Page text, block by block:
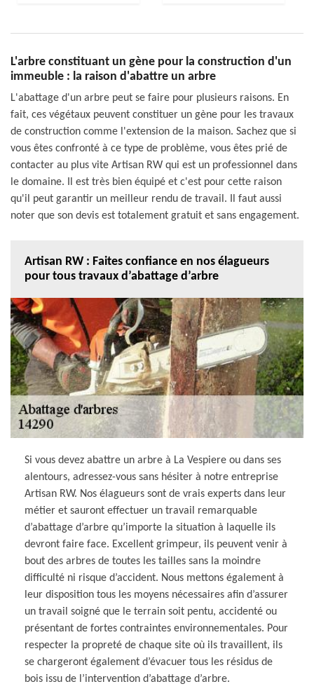
L'arbre constituant un gène pour la construction d'un
immeuble : la raison d'abattre un arbre
L'abattage d'un arbre peut se faire pour plusieurs raisons. En
fait, ces végétaux peuvent constituer un gène pour les travaux
de construction comme l'extension de la maison. Sachez que si
vous êtes confronté à ce type de problème, vous êtes prié de
contacter au plus vite Artisan RW qui est un professionnel dans
le domaine. Il est très bien équipé et c'est pour cette raison
qu'il peut garantir un meilleur rendu de travail. Il faut aussi
noter que son devis est totalement gratuit et sans engagement.
Artisan RW : Faites confiance en nos élagueurs
pour tous travaux d’abattage d’arbre
Si vous devez abattre un arbre à La Vespiere ou dans ses
alentours, adressez-vous sans hésiter à notre entreprise
Artisan RW. Nos élagueurs sont de vrais experts dans leur
métier et sauront effectuer un travail remarquable
d’abattage d’arbre qu’importe la situation à laquelle ils
devront faire face. Excellent grimpeur, ils peuvent venir à
bout des arbres de toutes les tailles sans la moindre
difficulté ni risque d’accident. Nous mettons également à
leur disposition tous les moyens nécessaires afin d’assurer
un travail soigné que le terrain soit pentu, accidenté ou
présentant de fortes contraintes environnementales. Pour
respecter la propreté de chaque site où ils travaillent, ils
se chargeront également d’évacuer tous les résidus de
bois issu de l’intervention d’abattage d’arbre.